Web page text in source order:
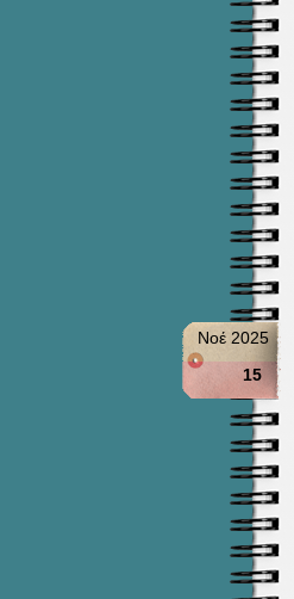
Νοέ 2025
15